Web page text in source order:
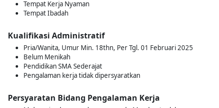
Tempat Kerja Nyaman
Tempat Ibadah
Kualifikasi Administratif
Pria/Wanita, Umur Min. 18thn, Per Tgl. 01 Februari 2025
Belum Menikah
Pendidikan SMA Sederajat
Pengalaman kerja tidak dipersyaratkan
Persyaratan Bidang Pengalaman Kerja